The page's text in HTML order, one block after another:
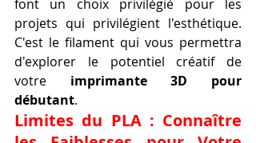
font un choix privilégié pour les
projets qui privilégient l'esthétique.
C'est le filament qui vous permettra
d'explorer le potentiel créatif de
votre imprimante 3D pour
débutant.
Limites du PLA : Connaître